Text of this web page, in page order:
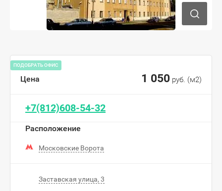
ПОДОБРАТЬ ОФИС
Цена 1 050руб. (м2)
+7(812)608-54-32
Расположение
Московские Ворота
Заставская улица, 3